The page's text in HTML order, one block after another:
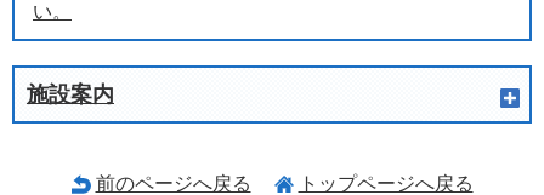
い。
施設案内
前のページへ戻る トップページへ戻る